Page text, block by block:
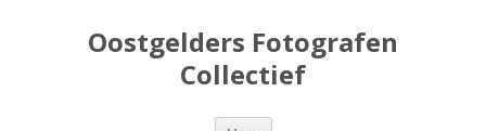
Oostgelders Fotografen
Collectief
Spring